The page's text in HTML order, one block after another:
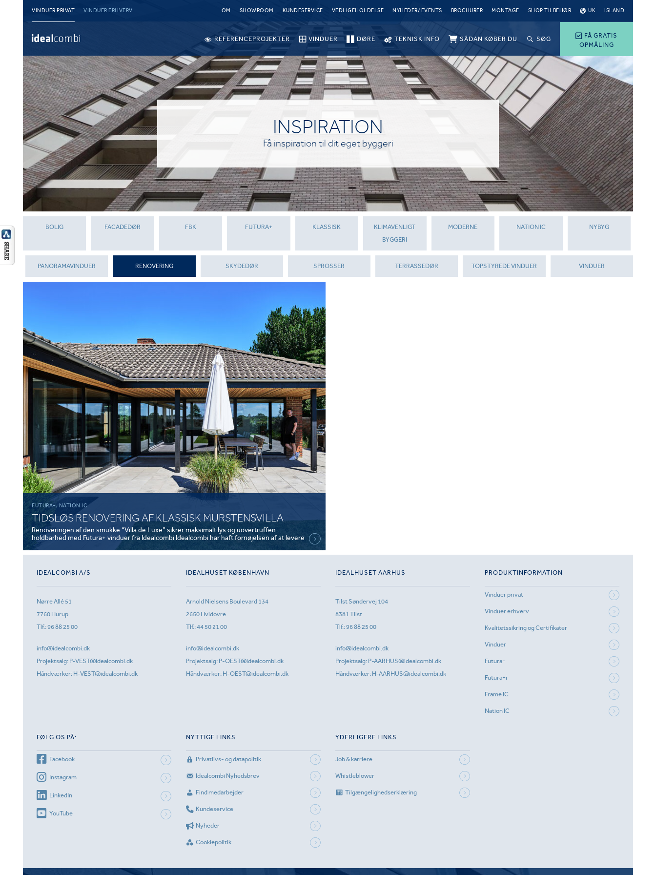
VINDUER PRIVAT VINDUER ERHVERV OM SHOWROOM KUNDESERVICE VEDLIGEHOLDELSE NYHEDER/ EVENTS BROCHURER MONTAGE SHOP TILBEHØR UK ISLAND
FÅ GRATIS
OPMÅLING
REFERENCEPROJEKTER VINDUER DØRE TEKNISK INFO SÅDAN KØBER DU SØG
INSPIRATION
Få inspiration til dit eget byggeri
BOLIG FACADEDØR FBK FUTURA+ KLASSISK
KLIMAVENLIGT
BYGGERI
MODERNE NATION IC NYBYG
PANORAMAVINDUER RENOVERING SKYDEDØR SPROSSER TERRASSEDØR TOPSTYREDE VINDUER VINDUER
FUTURA+, NATION IC
TIDSLØS RENOVERING AF KLASSISK MURSTENSVILLA
Renoveringen af den smukke “Villa de Luxe” sikrer maksimalt lys og uovertruffen
holdbarhed med Futura+ vinduer fra Idealcombi Idealcombi har haft fornøjelsen af at levere
IDEALCOMBI A/S
Nørre Allé 51
7760 Hurup
Tlf.:96 88 25 00
info@idealcombi.dk
Projektsalg: P-VEST@idealcombi.dk
Håndværker: H-VEST@idealcombi.dk
IDEALHUSET KØBENHAVN
Arnold Nielsens Boulevard 134
2650 Hvidovre
Tlf.:44 50 21 00
info@idealcombi.dk
Projektsalg: P-OEST@idealcombi.dk
Håndværker: H-OEST@idealcombi.dk
IDEALHUSET AARHUS
Tilst Søndervej 104
8381 Tilst
Tlf.:96 88 25 00
info@idealcombi.dk
Projektsalg: P-AARHUS@idealcombi.dk
Håndværker: H-AARHUS@idealcombi.dk
PRODUKTINFORMATION
Vinduer privat
Vinduer erhverv
Kvalitetssikring og Certifikater
Vinduer
Futura+
Futura+i
Frame IC
Nation IC
FØLG OS PÅ:
Facebook
Instagram
LinkedIn
YouTube
NYTTIGE LINKS
Privatlivs- og datapolitik
Idealcombi Nyhedsbrev
Find medarbejder
Kundeservice
Nyheder
Cookiepolitik
YDERLIGERE LINKS
Job & karriere
Whistleblower
Tilgængelighedserklæring